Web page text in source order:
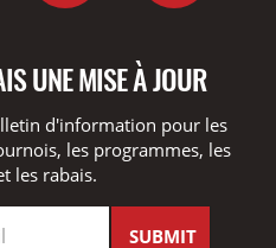
UNE MISE À JOUR
d'information pour les
les programmes, les
les rabais.